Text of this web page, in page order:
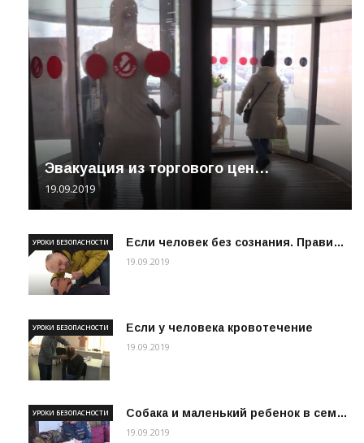
Эвакуация из торгового цен…
19.09.2019
Если человек без сознания. Прави…
УРОКИ БЕЗОПАСНОСТИ
19.09.2019
Если у человека кровотечение
УРОКИ БЕЗОПАСНОСТИ
19.09.2019
Собака и маленький ребенок в сем…
УРОКИ БЕЗОПАСНОСТИ
19.09.2019